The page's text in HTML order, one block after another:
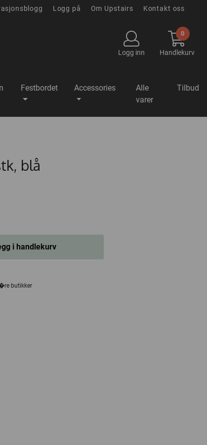
Logg på Om Upstairs Kontakt oss
Logg inn
0
Handlekurv
Festbordet Accessories
Alle
varer
Tilbud
blå
i handlekurv
butikker